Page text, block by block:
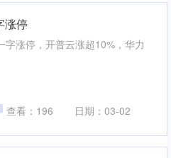
涨停
涨停，开普云涨超10%，华力
查看：196 日期：03-02